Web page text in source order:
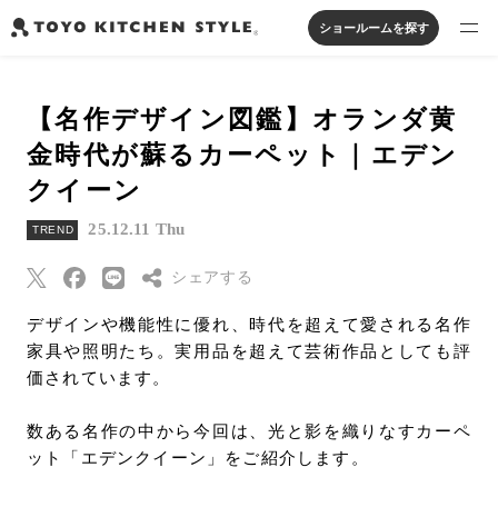
オープンキッチン アイランドキッチン
ペニンシュラキッチン 壁付けキッチン 対面キッチン
セパレートキッチン
システムキッチン
家具・照明・タイル
バス・洗面
実例から探す
私たちについて
ジャーナルを読む
オンラインストア
お知らせ
カタログを見る
ショールームを探す
【名作デザイン図鑑】オランダ黄
金時代が蘇るカーペット｜エデン
クイーン
TREND 25.12.11 Thu
シェアする
はてなブックマー
ク
デザインや機能性に優れ、時代を超えて愛される名作
家具や照明たち。実用品を超えて芸術作品としても評
価されています。
数ある名作の中から今回は、光と影を織りなすカーペ
ット「エデンクイーン」をご紹介します。